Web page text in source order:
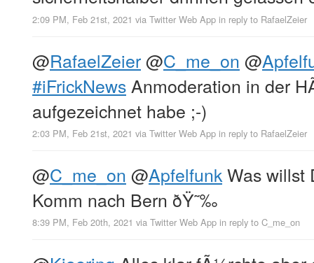
2:09 PM, Feb 21st, 2021 via Twitter Web App in reply to RafaelZeier
@RafaelZeier@C_me_on @
#iFrickNews Anmoderation in der
aufgezeichnet habe ;-)
2:03 PM, Feb 21st, 2021 via Twitter Web App in reply to RafaelZeier
@C_me_on @ApfelfunkWas willst
Komm nach Bern ðŸ˜‰
8:39 PM, Feb 20th, 2021 via Twitter Web App in reply to C_me_on